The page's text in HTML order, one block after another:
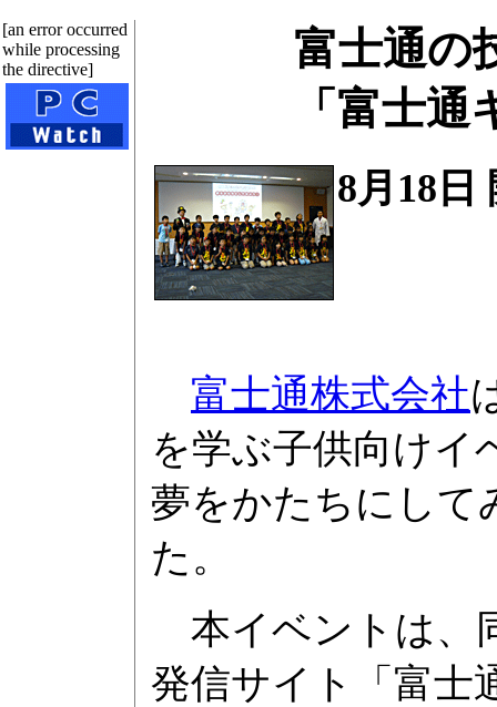
[an error occurred
while processing
the directive]
富士通の
「富士
8月18日
富士通株式会社
を学ぶ子供向けイ
夢をかたちにして
た。
本イベントは、
発信サイト「富士